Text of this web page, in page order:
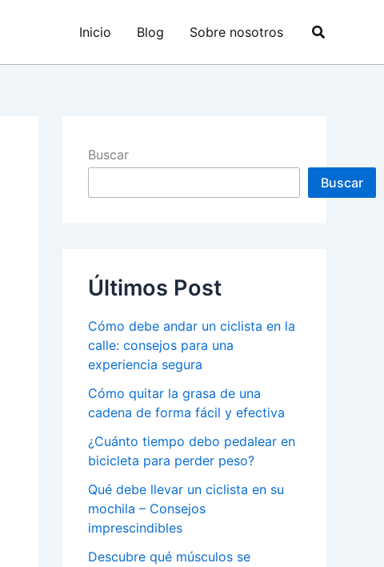
Inicio Blog Sobre nosotros Buscar
Buscar
Buscar
Últimos Post
Cómo debe andar un ciclista en la
calle: consejos para una
experiencia segura
Cómo quitar la grasa de una
cadena de forma fácil y efectiva
¿Cuánto tiempo debo pedalear en
bicicleta para perder peso?
Qué debe llevar un ciclista en su
mochila – Consejos
imprescindibles
Descubre qué músculos se